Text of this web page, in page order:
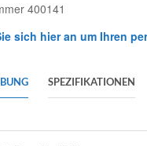
400141
sich hier an um Ihren
SPEZIFIKATIONEN